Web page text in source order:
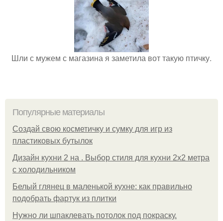
Шли с мужем с магазина я заметила вот такую птичку.
Популярные материалы
Создай свою косметичку и сумку для игр из
пластиковых бутылок
Дизайн кухни 2 на . Выбор стиля для кухни 2х2 метра
с холодильником
Белый глянец в маленькой кухне: как правильно
подобрать фартук из плитки
Нужно ли шпаклевать потолок под покраску.